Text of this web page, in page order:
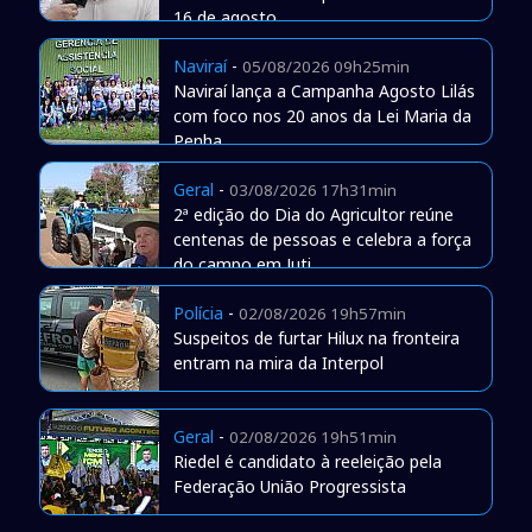
16 de agosto
Naviraí- 05/08/2026 09h25min
Naviraí lança a Campanha Agosto Lilás
com foco nos 20 anos da Lei Maria da
Penha
Geral - 03/08/2026 17h31min
2ª edição do Dia do Agricultor reúne
centenas de pessoas e celebra a força
do campo em Juti
Polícia - 02/08/2026 19h57min
Suspeitos de furtar Hilux na fronteira
entram na mira da Interpol
Geral - 02/08/2026 19h51min
Riedel é candidato à reeleição pela
Federação União Progressista